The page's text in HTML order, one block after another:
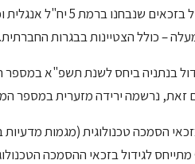
הסמכה טכנולוגית (מגמות
מתייחס לגידול בזכאי ההסמכה